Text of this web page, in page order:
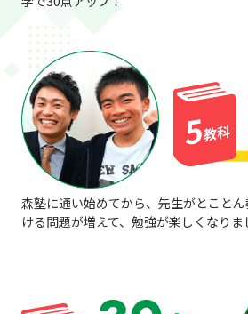
森塾に通い始めてから、先生がとこと
ける問題が増えて、勉強が楽しくなりま